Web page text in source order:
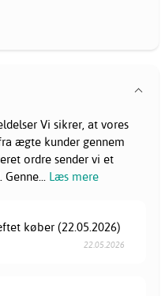
Vi sikrer, at vores
ægte kunder gennem
ordre sender vi et
Genne... Læs mere
køber (22.05.2026)
22.05.2026